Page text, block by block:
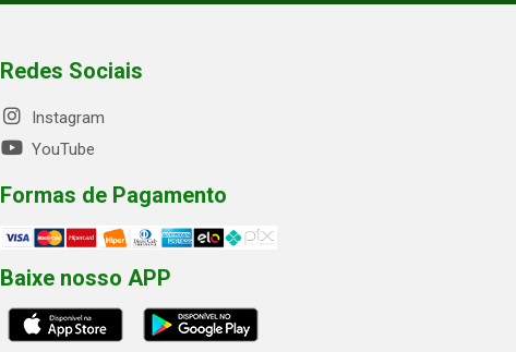
Redes Sociais
Instagram
YouTube
Formas de Pagamento
Baixe nosso APP